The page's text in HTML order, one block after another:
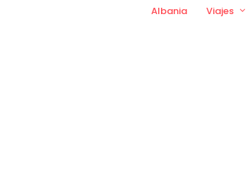
Albania Viajes